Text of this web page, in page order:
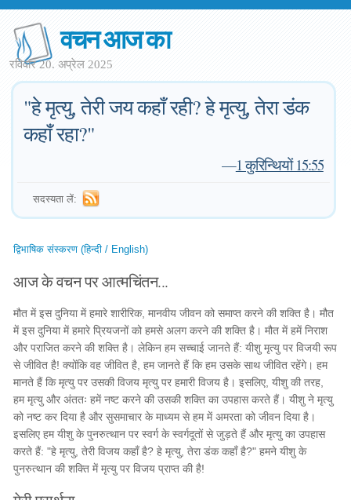
वचन आज का
रविवार 20. अप्रेल 2025
"हे मृत्यु, तेरी जय कहाँ रही? हे मृत्यु, तेरा डंक
कहाँ रहा?"
—1 कुरिन्थियों 15:55
सदस्यता लें:
द्विभाषिक संस्करण (हिन्दी / English)
आज के वचन पर आत्मचिंतन...
मौत में इस दुनिया में हमारे शारीरिक, मानवीय जीवन को समाप्त करने की शक्ति है। मौत
में इस दुनिया में हमारे प्रियजनों को हमसे अलग करने की शक्ति है। मौत में हमें निराश
और पराजित करने की शक्ति है। लेकिन हम सच्चाई जानते हैं: यीशु मृत्यु पर विजयी रूप
से जीवित है! क्योंकि वह जीवित है, हम जानते हैं कि हम उसके साथ जीवित रहेंगे। हम
मानते हैं कि मृत्यु पर उसकी विजय मृत्यु पर हमारी विजय है। इसलिए, यीशु की तरह,
हम मृत्यु और अंततः हमें नष्ट करने की उसकी शक्ति का उपहास करते हैं। यीशु ने मृत्यु
को नष्ट कर दिया है और सुसमाचार के माध्यम से हम में अमरता को जीवन दिया है।
इसलिए हम यीशु के पुनरुत्थान पर स्वर्ग के स्वर्गदूतों से जुड़ते हैं और मृत्यु का उपहास
करते हैं: "हे मृत्यु, तेरी विजय कहाँ है? हे मृत्यु, तेरा डंक कहाँ है?" हमने यीशु के
पुनरुत्थान की शक्ति में मृत्यु पर विजय प्राप्त की है!